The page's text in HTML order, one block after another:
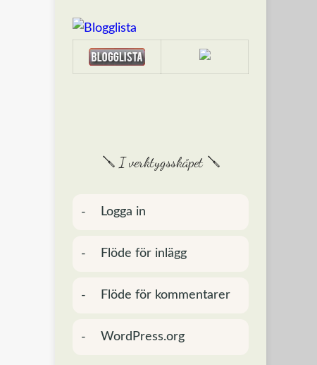
🪛 I verktygsskåpet 🪛
Logga in
Flöde för inlägg
Flöde för kommentarer
WordPress.org